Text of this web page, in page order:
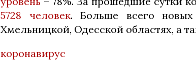
5728 человек. Больше всего новых
Хмельницкой, Одесской областях, а
коронавирус